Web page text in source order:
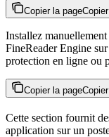
Copier la page
Installez
FineReader Engine
protection en ligne ou
Copier la page
Cette section fournit
application sur un